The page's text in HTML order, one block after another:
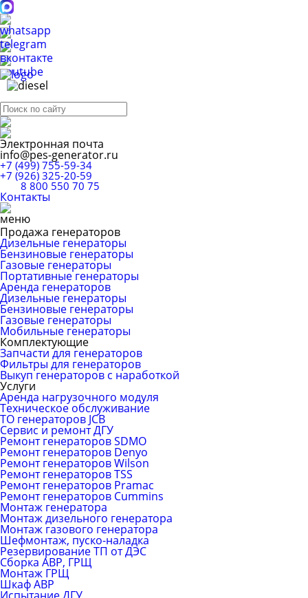
Электронная почта
info@pes-generator.ru
+7 (499) 755-59-34
+7 (926) 325-20-59
8 800 550 70 75
Контакты
Продажа генераторов
Дизельные генераторы
Бензиновые генераторы
Газовые генераторы
Портативные генераторы
Аренда генераторов
Дизельные генераторы
Бензиновые генераторы
Газовые генераторы
Мобильные генераторы
Комплектующие
Запчасти для генераторов
Фильтры для генераторов
Выкуп генераторов с наработкой
Услуги
Аренда нагрузочного модуля
Техническое обслуживание
ТО генераторов JCB
Сервис и ремонт ДГУ
Ремонт генераторов SDMO
Ремонт генераторов Denyo
Ремонт генераторов Wilson
Ремонт генераторов TSS
Ремонт генераторов Pramac
Ремонт генераторов Сummins
Монтаж генератора
Монтаж дизельного генератора
Монтаж газового генератора
Шефмонтаж, пуско-наладка
Резервирование ТП от ДЭС
Сборка АВР, ГРЩ
Монтаж ГРЩ
Шкаф АВР